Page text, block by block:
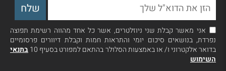
אני מאשר קבלת שני ניוזלטרים, אשר כל אחד מהווה רשימת תפוצה
נפרדת, בנושאים סיכום יומי והתראות חמות וקבלת דיוורים פרסומיים
בדואר אלקטרוני ו/ או באמצעות הסלולר בהתאם למפורט בסעיף 10
בתנאי
השימוש